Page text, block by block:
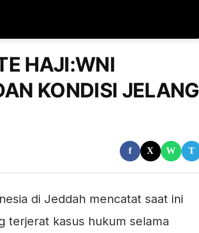
HAJI:WNI
KONDISI JELANG
f X W T
di Jeddah mencatat saat ini
terjerat kasus hukum selama